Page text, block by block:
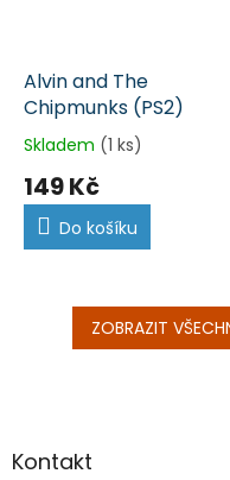
Alvin and The
Chipmunks (PS2)
Skladem (1 ks)
149 Kč
Do košíku
ZOBRAZIT
aKontakt